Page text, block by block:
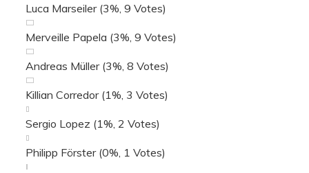
Luca Marseiler (3%, 9 Votes)
Merveille Papela (3%, 9 Votes)
Andreas Müller (3%, 8 Votes)
Killian Corredor (1%, 3 Votes)
Sergio Lopez (1%, 2 Votes)
Philipp Förster (0%, 1 Votes)